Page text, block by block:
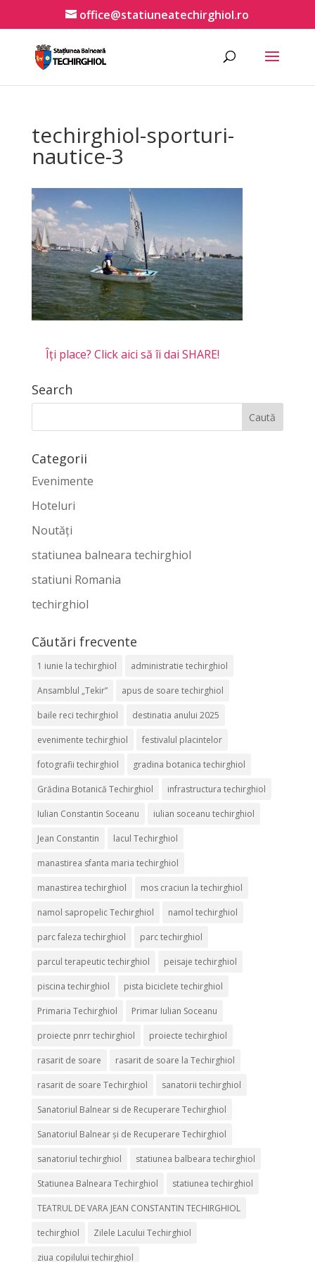
office@statiuneatechirghiol.ro
techirghiol-sporturi-
nautice-3
Îți place? Click aici să îi dai SHARE!
Search
Categorii
Evenimente
Hoteluri
Noutăți
statiunea balneara techirghiol
statiuni Romania
techirghiol
Căutări frecvente
1 iunie la techirghiol administratie techirghiol
Ansamblul „Tekir” apus de soare techirghiol
baile reci techirghiol destinatia anului 2025
evenimente techirghiol festivalul placintelor
fotografii techirghiol gradina botanica techirghiol
Grădina Botanică Techirghiol infrastructura techirghiol
Iulian Constantin Soceanu iulian soceanu techirghiol
Jean Constantin lacul Techirghiol
manastirea sfanta maria techirghiol
manastirea techirghiol mos craciun la techirghiol
namol sapropelic Techirghiol namol techirghiol
parc faleza techirghiol parc techirghiol
parcul terapeutic techirghiol peisaje techirghiol
piscina techirghiol pista biciclete techirghiol
Primaria Techirghiol Primar Iulian Soceanu
proiecte pnrr techirghiol proiecte techirghiol
rasarit de soare rasarit de soare la Techirghiol
rasarit de soare Techirghiol sanatorii techirghiol
Sanatoriul Balnear si de Recuperare Techirghiol
Sanatoriul Balnear și de Recuperare Techirghiol
sanatoriul techirghiol statiunea balbeara techirghiol
Statiunea Balneara Techirghiol statiunea techirghiol
TEATRUL DE VARA JEAN CONSTANTIN TECHIRGHIOL
techirghiol Zilele Lacului Techirghiol
ziua copilului techirghiol